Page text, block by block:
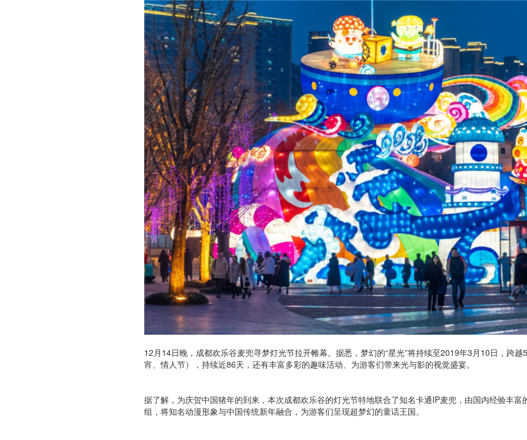
12月14日晚，成都欢乐谷麦兜寻梦灯光节拉开帷幕。据悉，梦幻的“星光”将持续至2019年3月10日，跨
宵、情人节），持续近86天，还有丰富多彩的趣味活动、为游客们带来光与影的视觉盛宴。
据了解，为庆贺中国猪年的到来，本次成都欢乐谷的灯光节特地联合了知名卡通IP麦兜，由国内经验丰
组，将知名动漫形象与中国传统新年融合，为游客们呈现超梦幻的童话王国。